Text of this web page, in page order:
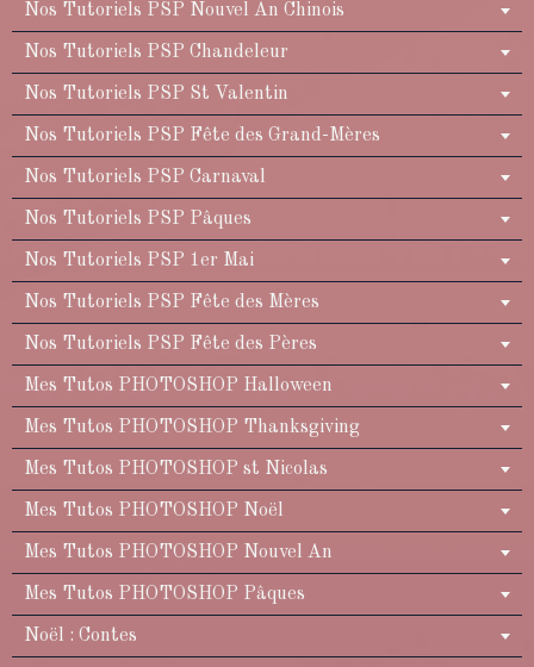
Nos Tutoriels PSP Nouvel An Chinois
Nos Tutoriels PSP Chandeleur
Nos Tutoriels PSP St Valentin
Nos Tutoriels PSP Fête des Grand-Mères
Nos Tutoriels PSP Carnaval
Nos Tutoriels PSP Pâques
Nos Tutoriels PSP 1er Mai
Nos Tutoriels PSP Fête des Mères
Nos Tutoriels PSP Fête des Pères
Mes Tutos PHOTOSHOP Halloween
Mes Tutos PHOTOSHOP Thanksgiving
Mes Tutos PHOTOSHOP st Nicolas
Mes Tutos PHOTOSHOP Noël
Mes Tutos PHOTOSHOP Nouvel An
Mes Tutos PHOTOSHOP Pâques
Noël : Contes